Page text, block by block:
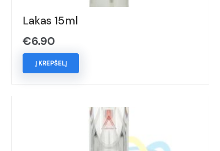
Lakas 15ml
€6.90
Į KREPŠELĮ